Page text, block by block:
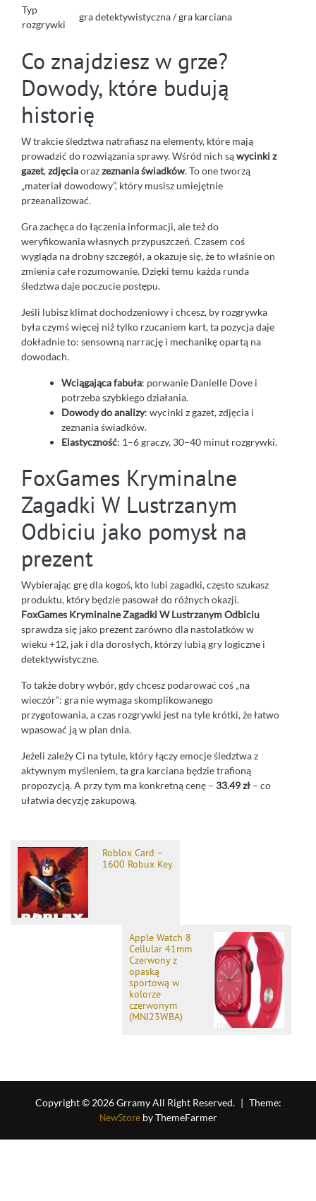
Typ
rozgrywki
gra detektywistyczna / gra karciana
Co znajdziesz w grze?
Dowody, które budują
historię
W trakcie śledztwa natrafiasz na elementy, które mają
prowadzić do rozwiązania sprawy. Wśród nich sąwycinki z
gazet,zdjęciaorazzeznania świadków. To one tworzą
„materiał dowodowy”, który musisz umiejętnie
przeanalizować.
Gra zachęca do łączenia informacji, ale też do
weryfikowania własnych przypuszczeń. Czasem coś
wygląda na drobny szczegół, a okazuje się, że to właśnie on
zmienia całe rozumowanie. Dzięki temu każda runda
śledztwa daje poczucie postępu.
Jeśli lubisz klimat dochodzeniowy i chcesz, by rozgrywka
była czymś więcej niż tylko rzucaniem kart, ta pozycja daje
dokładnie to: sensowną narrację i mechanikę opartą na
dowodach.
Wciągająca fabuła: porwanie Danielle Dove i
potrzeba szybkiego działania.
Dowody do analizy: wycinki z gazet, zdjęcia i
zeznania świadków.
Elastyczność: 1–6 graczy, 30–40 minut rozgrywki.
FoxGames Kryminalne
Zagadki W Lustrzanym
Odbiciu jako pomysł na
prezent
Wybierając grę dla kogoś, kto lubi zagadki, często szukasz
produktu, który będzie pasował do różnych okazji.
FoxGames Kryminalne Zagadki W Lustrzanym Odbiciu
sprawdza się jako prezent zarówno dla nastolatków w
wieku +12, jak i dla dorosłych, którzy lubią gry logiczne i
detektywistyczne.
To także dobry wybór, gdy chcesz podarować coś „na
wieczór”: gra nie wymaga skomplikowanego
przygotowania, a czas rozgrywki jest na tyle krótki, że łatwo
wpasować ją w plan dnia.
Jeżeli zależy Ci na tytule, który łączy emocje śledztwa z
aktywnym myśleniem, ta gra karciana będzie trafioną
propozycją. A przy tym ma konkretną cenę – 33.49 zł – co
ułatwia decyzję zakupową.
Roblox Card –
1600 Robux Key
Apple Watch 8
Cellular 41mm
Czerwony z
opaską
sportową w
kolorze
czerwonym
(MNJ23WBA)
Copyright © 2026 Grramy All Right Reserved. | Theme:
NewStoreby ThemeFarmer